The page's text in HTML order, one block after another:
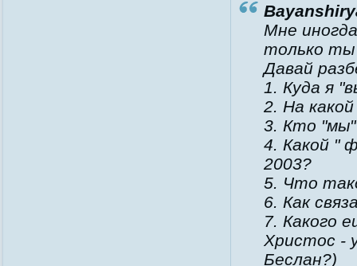
Мне
только ты
Давай
1. Куда я
2. На
3. Кто
4. Какой "
2003?
5. Что
6. Как
7. Какого
Христос -
Беслан?)